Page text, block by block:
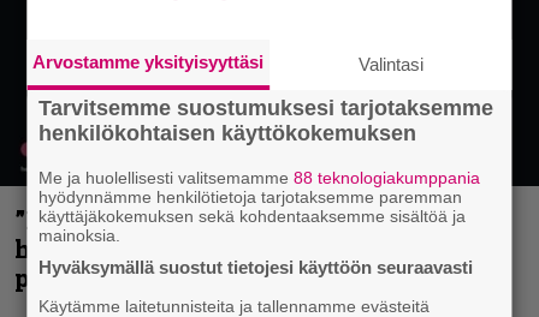
”Mitalini näyttää ihan plektralta” –
huippu-uimari jamittelee Megadethiä
palkinnollaan
Arvostamme yksityisyyttäsi Valintasi
Tarvitsemme suostumuksesi tarjotaksemme
henkilökohtaisen käyttökokemuksen
Me ja huolellisesti valitsemamme88 teknologiakumppania
hyödynnämme henkilötietoja tarjotaksemme paremman
käyttäjäkokemuksen sekä kohdentaaksemme sisältöä ja
mainoksia.
Hyväksymällä suostut tietojesi käyttöön seuraavasti
Käytämme laitetunnisteita ja tallennamme evästeitä